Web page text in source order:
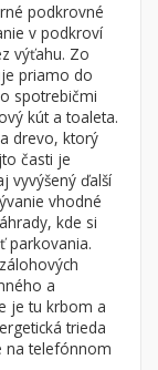
×
podkrovné
v podkroví
výťahu. Zo
priamo do
spotrebičmi
kút a toaleta.
drevo, ktorý
časti je
vyvýšený ďalší
vhodné
kde si
parkovania.
a
je tu krbom a
trieda
na telefónnom